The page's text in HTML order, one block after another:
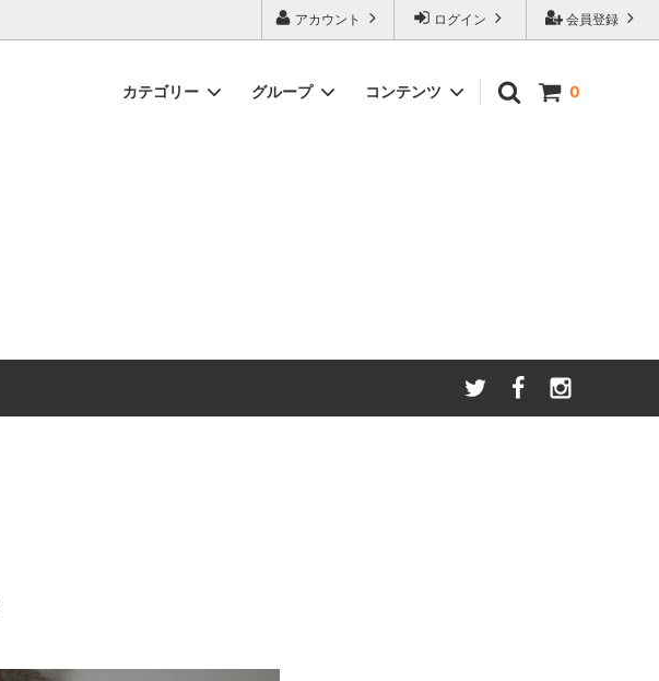
会員登録
ログイン
アカウント
0
カテゴリー グループ コンテンツ